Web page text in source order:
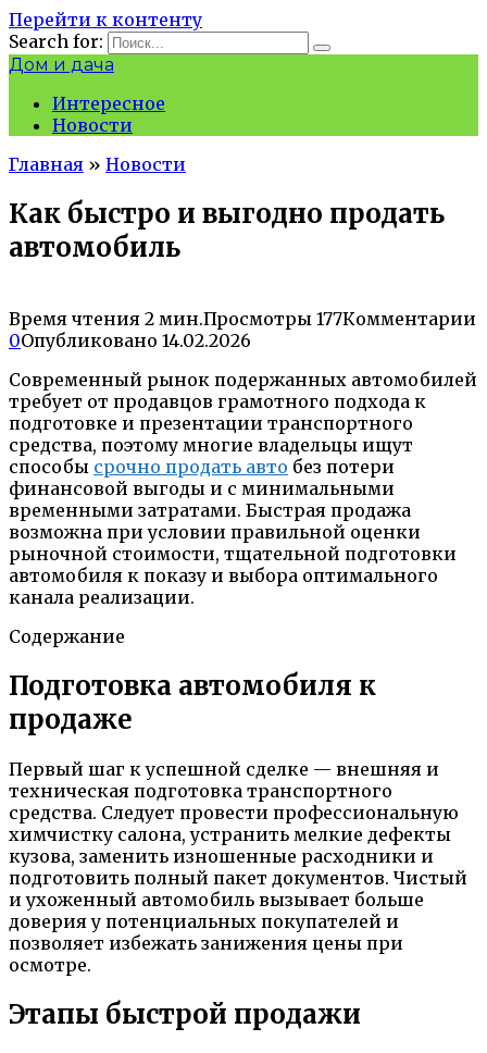
Перейти к контенту
Search for:
Дом и дача
Интересное
Новости
Главная » Новости
Как быстро и выгодно продать
автомобиль
Время чтения 2 мин.Просмотры 177Комментарии
0Опубликовано 14.02.2026
Современный рынок подержанных автомобилей
требует от продавцов грамотного подхода к
подготовке и презентации транспортного
средства, поэтому многие владельцы ищут
способы срочно продать авто без потери
финансовой выгоды и с минимальными
временными затратами. Быстрая продажа
возможна при условии правильной оценки
рыночной стоимости, тщательной подготовки
автомобиля к показу и выбора оптимального
канала реализации.
Содержание
Подготовка автомобиля к
продаже
Первый шаг к успешной сделке — внешняя и
техническая подготовка транспортного
средства. Следует провести профессиональную
химчистку салона, устранить мелкие дефекты
кузова, заменить изношенные расходники и
подготовить полный пакет документов. Чистый
и ухоженный автомобиль вызывает больше
доверия у потенциальных покупателей и
позволяет избежать занижения цены при
осмотре.
Этапы быстрой продажи